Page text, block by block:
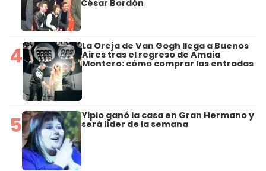
César Bordón
4 La Oreja de Van Gogh llega a Buenos
Aires tras el regreso de Amaia
Montero: cómo comprar las entradas
5 Yipio ganó la casa en Gran Hermano y
será líder de la semana